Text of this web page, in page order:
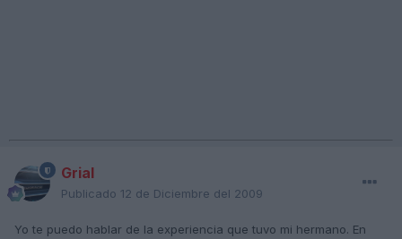
Grial
Publicado 12 de Diciembre del 2009
Yo te puedo hablar de la experiencia que tuvo mi hermano. En